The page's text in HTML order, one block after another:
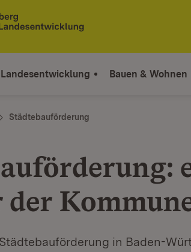
Landesentwicklung Bauen & Wohnen
Städtebauförderung
in Baden-